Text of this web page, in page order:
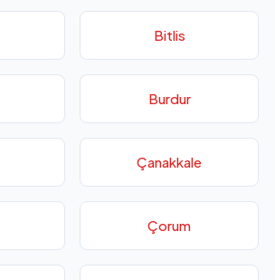
Bitlis
Burdur
Çanakkale
Çorum